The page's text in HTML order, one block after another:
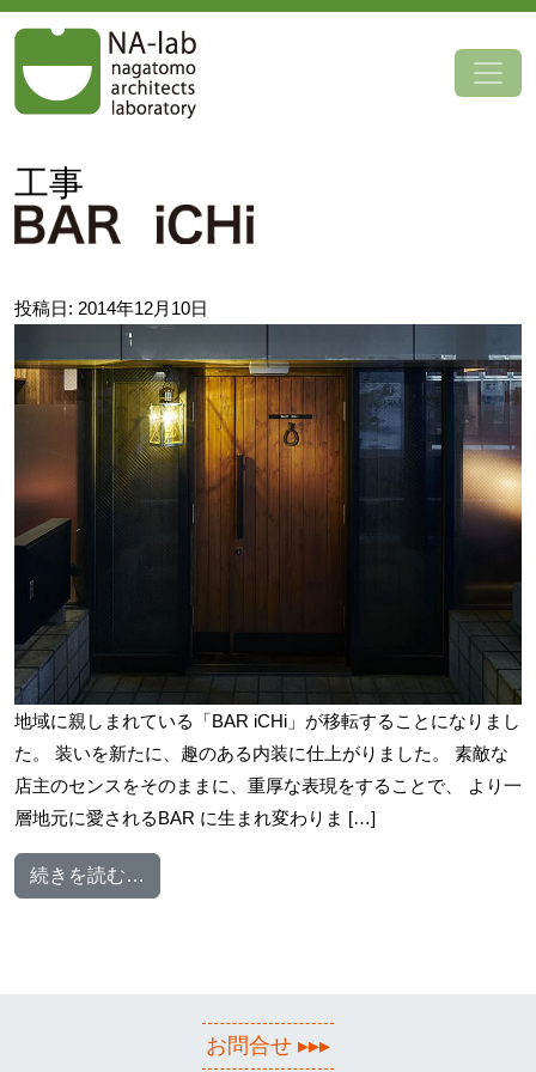
コンテンツへスキップ
工事
投稿日: 2014年12月10日
地域に親しまれている「BAR iCHi」が移転することになりまし
た。 装いを新たに、趣のある内装に仕上がりました。 素敵な
店主のセンスをそのままに、重厚な表現をすることで、 より一
層地元に愛されるBAR に生まれ変わりま […]
続きを読む…
お問合せ ▸▸▸